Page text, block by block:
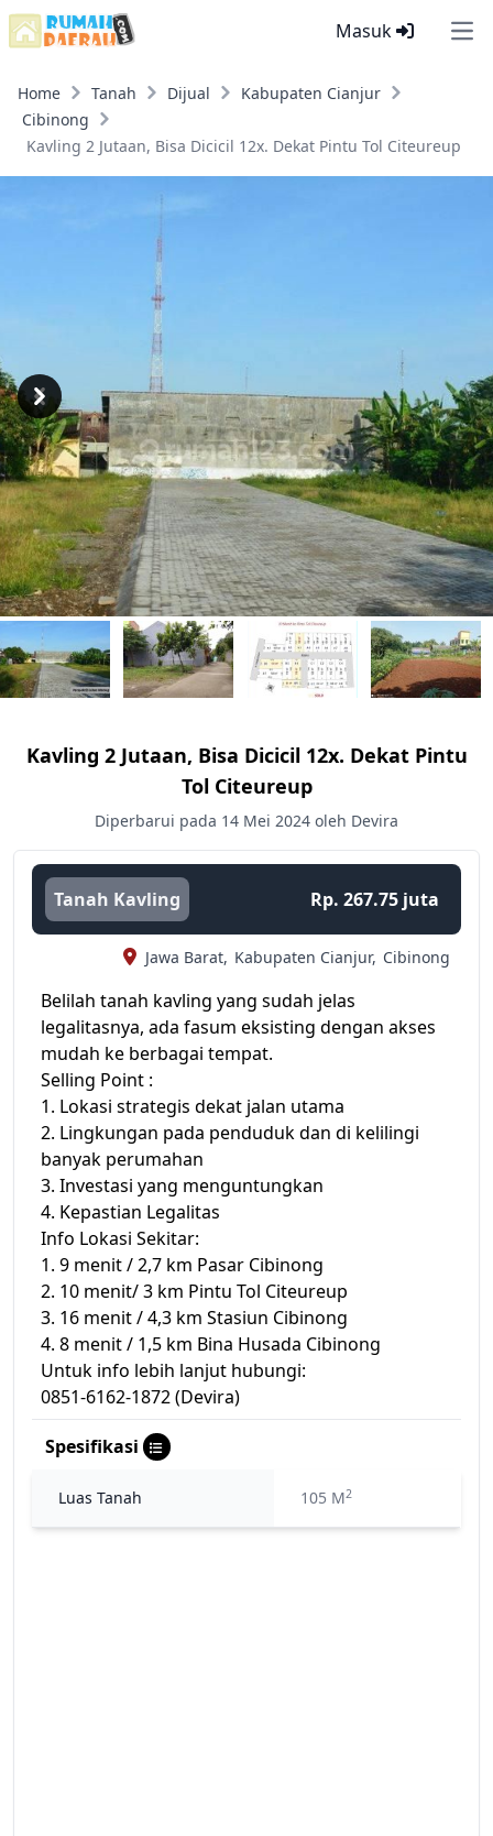
Masuk
Home Tanah Dijual
Kabupaten Cianjur
Cibinong
Kavling 2 Jutaan, Bisa Dicicil 12x. Dekat Pintu Tol Citeureup
Previous
Next
Kavling 2 Jutaan, Bisa Dicicil 12x. Dekat Pintu
Tol Citeureup
Diperbarui pada 14 Mei 2024 oleh Devira
Tanah Kavling Rp. 267.75 juta
Jawa Barat, Kabupaten Cianjur, Cibinong
Belilah tanah kavling yang sudah jelas
legalitasnya, ada fasum eksisting dengan akses
mudah ke berbagai tempat.
Selling Point :
1. Lokasi strategis dekat jalan utama
2. Lingkungan pada penduduk dan di kelilingi
banyak perumahan
3. Investasi yang menguntungkan
4. Kepastian Legalitas
Info Lokasi Sekitar:
1. 9 menit / 2,7 km Pasar Cibinong
2. 10 menit/ 3 km Pintu Tol Citeureup
3. 16 menit / 4,3 km Stasiun Cibinong
4. 8 menit / 1,5 km Bina Husada Cibinong
Untuk info lebih lanjut hubungi:
0851-6162-1872 (Devira)
Spesifikasi
Luas Tanah 105 M2